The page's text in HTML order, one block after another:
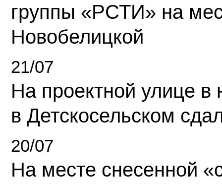
группы «РСТИ» на
Новобелицкой
21/07
На проектной улице
в Детскосельском
20/07
На месте снесенной